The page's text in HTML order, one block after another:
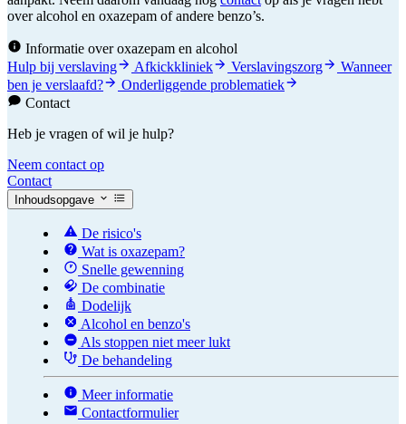
over alcohol en oxazepam of andere benzo’s.
Informatie over oxazepam en alcohol
Hulp bij verslaving
Afkickkliniek Verslavingszorg
Wanneer
ben je verslaafd?
Onderliggende problematiek
Contact
Heb je vragen of wil je hulp?
Neem contact op
Contact
Inhoudsopgave
De risico's
Wat is oxazepam?
Snelle gewenning
De combinatie
Dodelijk
Alcohol en benzo's
Als stoppen niet meer lukt
De behandeling
Meer informatie
Contactformulier